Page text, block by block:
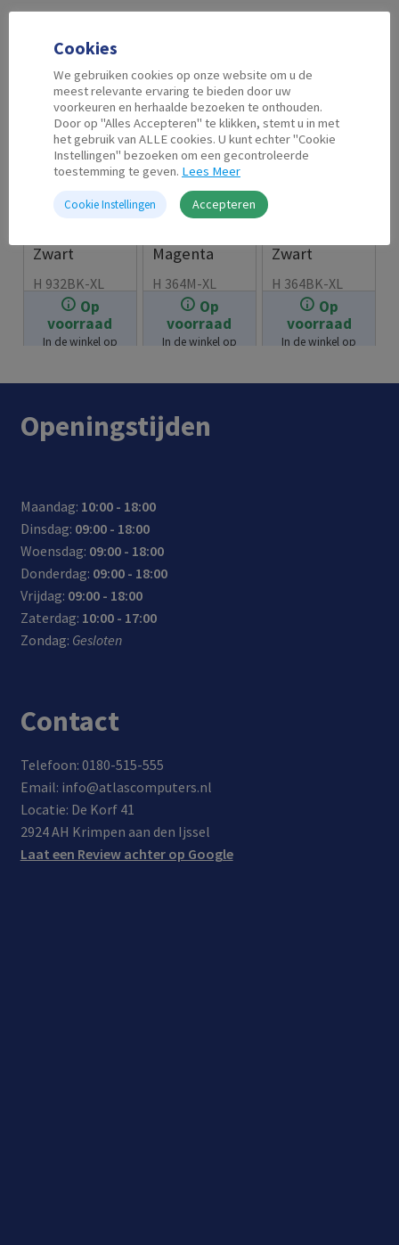
Op
voorraad
In de winkel op
Second Life
Zwart
11.99
H 932BK-XL
Op
voorraad
In de winkel op
Second Life
Magenta
7.99
H 364M-XL
Op
voorraad
In de winkel op
Zwart
7.99
H 364BK-XL
Openingstijden
Maandag: 10:00 - 18:00
Dinsdag: 09:00 - 18:00
Woensdag: 09:00 - 18:00
Donderdag: 09:00 - 18:00
Vrijdag: 09:00 - 18:00
Zaterdag: 10:00 - 17:00
Zondag: Gesloten
Contact
Telefoon: 0180-515-555
Email: info@atlascomputers.nl
Locatie: De Korf 41
2924 AH Krimpen aan den Ijssel
Laat een Review achter op Google
Cookies
We gebruiken cookies op onze website om u de
meest relevante ervaring te bieden door uw
voorkeuren en herhaalde bezoeken te onthouden.
Door op "Alles Accepteren" te klikken, stemt u in met
het gebruik van ALLE cookies. U kunt echter "Cookie
Instellingen" bezoeken om een gecontroleerde
toestemming te geven. Lees Meer
Cookie Instellingen Accepteren